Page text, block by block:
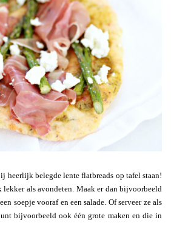
heerlijk belegde lente flatbreads op tafel staan!
als avondeten. Maak er dan bijvoorbeeld
soepje vooraf en een salade. Of serveer ze als
bijvoorbeeld ook één grote maken en die in